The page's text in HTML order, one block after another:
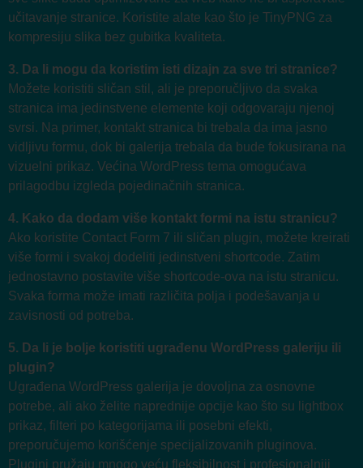
učitavanje stranice. Koristite alate kao što je TinyPNG za
kompresiju slika bez gubitka kvaliteta.
3. Da li mogu da koristim isti dizajn za sve tri stranice?
Možete koristiti sličan stil, ali je preporučljivo da svaka
stranica ima jedinstvene elemente koji odgovaraju njenoj
svrsi. Na primer, kontakt stranica bi trebala da ima jasno
vidljivu formu, dok bi galerija trebala da bude fokusirana na
vizuelni prikaz. Većina WordPress tema omogućava
prilagodbu izgleda pojedinačnih stranica.
4. Kako da dodam više kontakt formi na istu stranicu?
Ako koristite Contact Form 7 ili sličan plugin, možete kreirati
više formi i svakoj dodeliti jedinstveni shortcode. Zatim
jednostavno postavite više shortcode-ova na istu stranicu.
Svaka forma može imati različita polja i podešavanja u
zavisnosti od potreba.
5. Da li je bolje koristiti ugrađenu WordPress galeriju ili
plugin?
Ugrađena WordPress galerija je dovoljna za osnovne
potrebe, ali ako želite naprednije opcije kao što su lightbox
prikaz, filteri po kategorijama ili posebni efekti,
preporučujemo korišćenje specijalizovanih pluginova.
Plugini pružaju mnogo veću fleksibilnost i profesionalniji